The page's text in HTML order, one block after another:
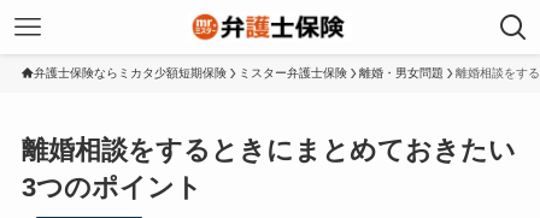
弁護士保険ならミカタ少額短期保険 ミスター弁護士保険 離婚・男女問題 離婚相談をす
離婚相談をするときにまとめておきたい
3つのポイント